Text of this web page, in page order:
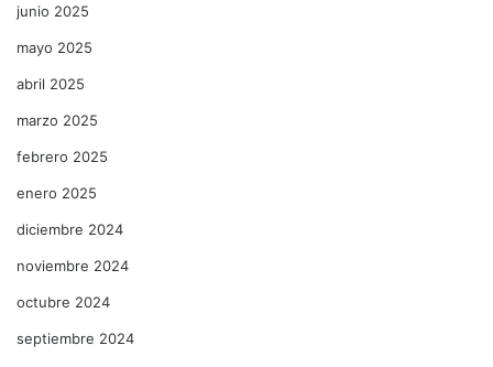
junio 2025
mayo 2025
abril 2025
marzo 2025
febrero 2025
enero 2025
diciembre 2024
noviembre 2024
octubre 2024
septiembre 2024